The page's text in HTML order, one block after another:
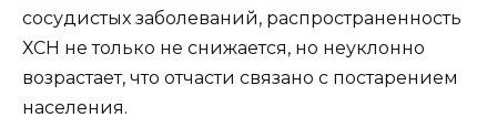
сосудистых заболеваний, распространенность
ХСН не только не снижается, но неуклонно
возрастает, что отчасти связано с постарением
населения.